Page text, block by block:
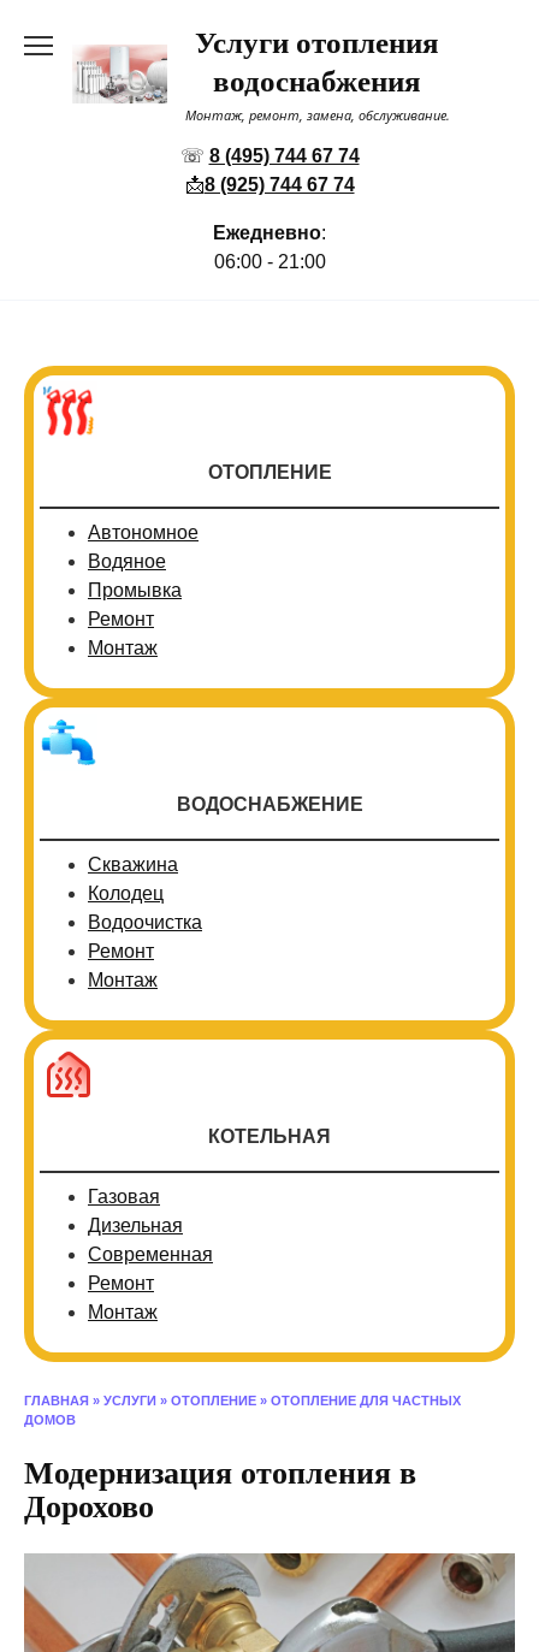
содержанию
Услуги отопления
водоснабжения
Монтаж, ремонт, замена, обслуживание.
☏ 8 (495) 744 67 74
📩8 (925) 744 67 74
Ежедневно:
06:00 - 21:00
ОТОПЛЕНИЕ
Автономное
Водяное
Промывка
Ремонт
Монтаж
ВОДОСНАБЖЕНИЕ
Скважина
Колодец
Водоочистка
Ремонт
Монтаж
КОТЕЛЬНАЯ
Газовая
Дизельная
Современная
Ремонт
Монтаж
ГЛАВНАЯ » УСЛУГИ » ОТОПЛЕНИЕ » ОТОПЛЕНИЕ ДЛЯ ЧАСТНЫХ
ДОМОВ
Модернизация отопления в
Дорохово